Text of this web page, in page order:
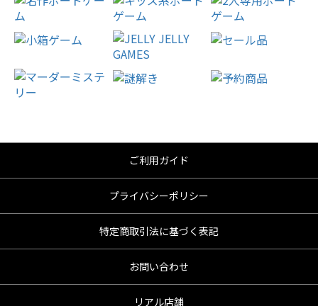
ご利用ガイド
プライバシーポリシー
特定商取引法に基づく表記
お問い合わせ
リアル店舗